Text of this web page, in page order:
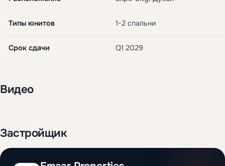
Типы юнитов 1-2 спальни
Срок сдачи Q1 2029
Видео
Застройщик